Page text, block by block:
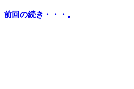
前回の続き・・・。